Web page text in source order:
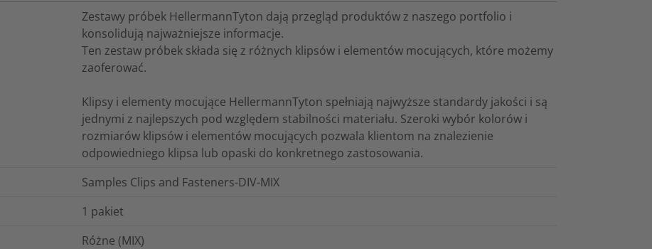
Zestawy próbek HellermannTyton dają przegląd produktów z naszego portfolio i
konsolidują najważniejsze informacje.
Ten zestaw próbek składa się z różnych klipsów i elementów mocujących, które możemy
zaoferować.
Klipsy i elementy mocujące HellermannTyton spełniają najwyższe standardy jakości i są
jednymi z najlepszych pod względem stabilności materiału. Szeroki wybór kolorów i
rozmiarów klipsów i elementów mocujących pozwala klientom na znalezienie
odpowiedniego klipsa lub opaski do konkretnego zastosowania.
Samples Clips and Fasteners-DIV-MIX
1 pakiet
Różne (MIX)